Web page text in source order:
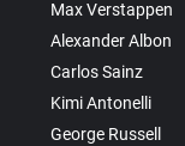
Max Verstappen
Alexander Albon
Carlos Sainz
Kimi Antonelli
George Russell